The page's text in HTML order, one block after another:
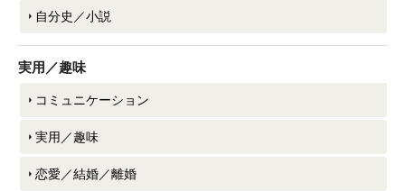
自分史／小説
実用／趣味
コミュニケーション
実用／趣味
恋愛／結婚／離婚